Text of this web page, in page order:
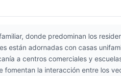
donde predominan los
están adornadas con casas
a centros comerciales y
la interacción entre los